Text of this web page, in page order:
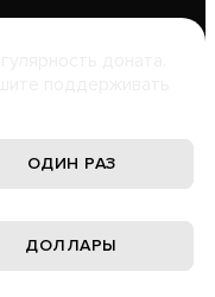
ОДИН РАЗ
ДОЛЛАРЫ